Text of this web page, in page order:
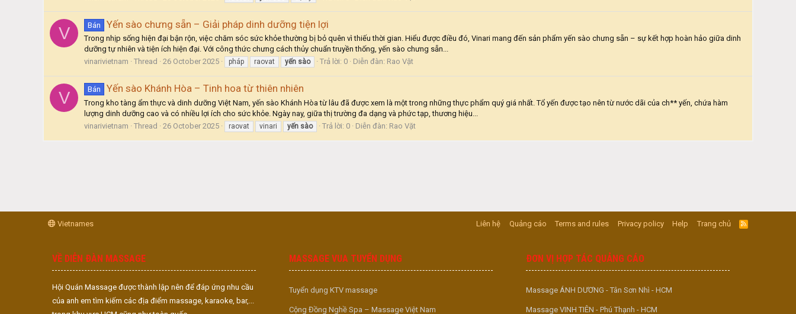
V Bán Yến sào chưng sẵn – Giải pháp dinh dưỡng tiện lợi
Trong nhịp sống hiện đại bận rộn, việc chăm sóc sức khỏe thường bị bỏ quên vì thiếu thời gian. Hiểu được điều đó, Vinari mang đến sản phẩm yến sào chưng sẵn – sự kết hợp hoàn hảo giữa dinh
dưỡng tự nhiên và tiện ích hiện đại. Với công thức chưng cách thủy chuẩn truyền thống, yến sào chưng sẵn...
vinarivietnam
Thread 26 October 2025 pháp raovat yến sào Trả lời: 0 Diễn đàn: Rao Vặt
V Bán Yến sào Khánh Hòa – Tinh hoa từ thiên nhiên
Trong kho tàng ẩm thực và dinh dưỡng Việt Nam, yến sào Khánh Hòa từ lâu đã được xem là một trong những thực phẩm quý giá nhất. Tổ yến được tạo nên từ nước dãi của ch** yến, chứa hàm
lượng dinh dưỡng cao và có nhiều lợi ích cho sức khỏe. Ngày nay, giữa thị trường đa dạng và phức tạp, thương hiệu...
vinarivietnam
Thread 26 October 2025 raovat vinari yến sào Trả lời: 0 Diễn đàn: Rao Vặt
Vietnames Liên hệ Quảng cáo Terms and rules Privacy policy Help Trang chủ
R
S
VỀ DIỄN ĐÀN MASSAGE
Hội Quán Massage được thành lập nên để đáp ứng nhu cầu
của anh em tìm kiếm các địa điểm massage, karaoke, bar,...
MASSAGE VUA TUYỂN DỤNG
Tuyển dụng KTV massage
Cộng Đồng Nghề Spa – Massage Việt Nam
ĐƠN VỊ HỢP TÁC QUẢNG CÁO
Massage ÁNH DƯƠNG - Tân Sơn Nhì - HCM
Massage VINH TIÊN - Phú Thạnh - HCM